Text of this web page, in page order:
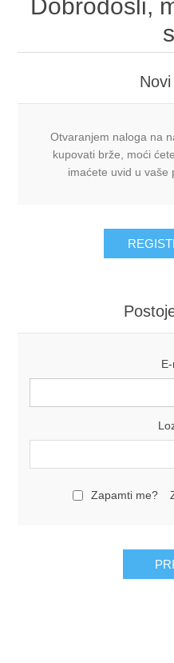
Dobrodošli,
Otvaranjem naloga na
kupovati brže, moći
imaćete uvid u vaše
Zapamti me?